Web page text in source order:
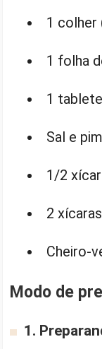
1 colher
1 folha
1
Sal e
1/2
2
Cheiro-
Modo de
1.